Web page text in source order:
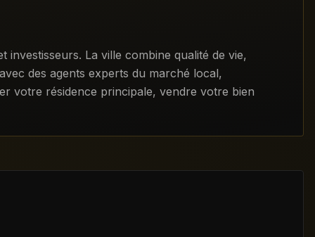
La ville combine qualité de vie,
des agents experts du marché local,
votre résidence principale, vendre votre bien